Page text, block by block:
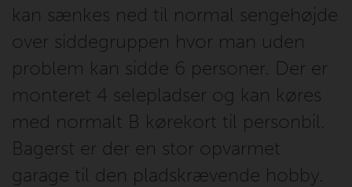
kan sænkes ned til normal sengehøjde
over siddegruppen hvor man uden
problem kan sidde 6 personer. Der er
monteret 4 selepladser og kan køres
med normalt B kørekort til personbil.
Bagerst er der en stor opvarmet
garage til den pladskrævende hobby.